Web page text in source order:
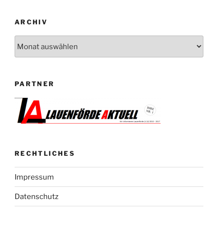
ARCHIV
PARTNER
RECHTLICHES
Impressum
Datenschutz